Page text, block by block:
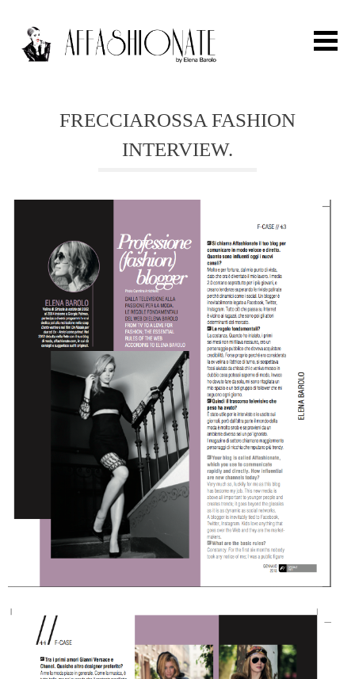
FASHION
OUTFIT
BEAUTY
TRAVEL
PARTIES
CELEB
VIDEO
PRESS
CONTACT
ABOUT
CONTACT
FRECCIAROSSA FASHION
INTERVIEW.